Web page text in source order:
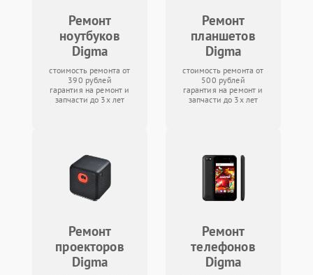
Ремонт
ноутбуков
Digma
стоимость ремонта от
390 рублей
гарантия на ремонт и
запчасти до 3х лет
Ремонт
планшетов
Digma
стоимость ремонта от
500 рублей
гарантия на ремонт и
запчасти до 3х лет
Ремонт
проекторов
Digma
Ремонт
телефонов
Digma